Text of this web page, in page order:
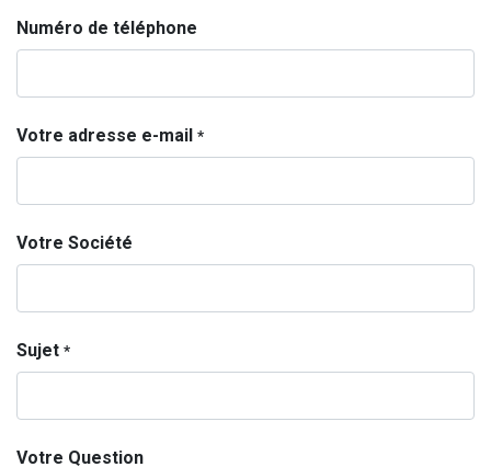
Numéro de téléphone
Votre adresse e-mail *
Votre Société
Sujet *
Votre Question